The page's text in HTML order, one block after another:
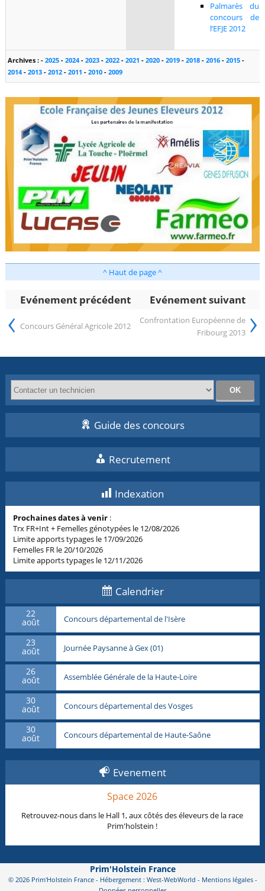
Palmarès du
concours de
l’EFJE 2012
Archives : - 2025- 2024- 2023- 2022- 2021 - 2020- 2019- 2018- 2016- 2015-
2014- 2013- 2012- 2011 - 2010- 2009
^ Haut de page ^
Evénement précédent Evénement suivant
‹ Concours Général Agricole 2012
Confrontation Européenne de
Fribourg 2013 ›
Guide des concours
Recrutement
Indexation
Prochaines dates à venir :
Trx FR+Int + Femelles génotypées le 12/08/2026
Limite apports typages le 17/09/2026
Femelles FR le 20/10/2026
Limite apports typages le 12/11/2026
Calendrier
22
août Concours départemental de l'Isère
23
août Journée Paysanne à Gex (01)
26
août Assemblée Générale de la Haute-Loire
30
août Concours départemental des Vosges
30
août Concours départemental de Haute-Saône
Evenement
Space 2026
Retrouvez-nous dans le Hall 1, aux côtés des éleveurs de la race
Prim'holstein !
Prim'Holstein France
© 2026 Prim'Holstein France - Hébergement : West-WebWorld - Mentions légales-